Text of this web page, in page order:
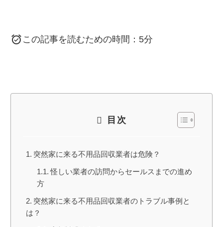
この記事を読むための時間：5分
目次
突然家に来る不用品回収業者は危険？
怪しい業者の訪問からセールスまでの進め
方
突然家に来る不用品回収業者のトラブル事例と
は？